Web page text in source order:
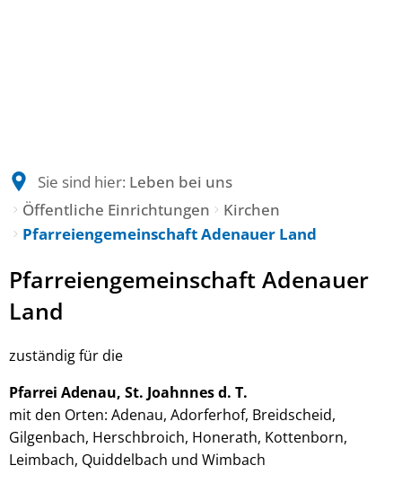
Sie sind hier: Leben bei uns
Öffentliche Einrichtungen
Kirchen
Pfarreiengemeinschaft Adenauer Land
Pfarreiengemeinschaft
Adenauer
Land
Pfarreiengemeinschaft Adenauer
Land
zuständig für die
Pfarrei Adenau, St. Joahnnes d. T.
mit den Orten: Adenau, Adorferhof, Breidscheid,
Gilgenbach, Herschbroich, Honerath, Kottenborn,
Leimbach, Quiddelbach und Wimbach